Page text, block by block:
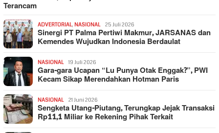
Terancam
ADVERTORIAL, NASIONAL 25 Juli 2026
Sinergi PT Palma Pertiwi Makmur, JARSANAS dan
Kemendes Wujudkan Indonesia Berdaulat
NASIONAL 19 Juli 2026
Gara-gara Ucapan “Lu Punya Otak Enggak?”, PWI
Kecam Sikap Merendahkan Hotman Paris
NASIONAL 21 Juni 2026
Sengketa Utang-Piutang, Terungkap Jejak Transaksi
Rp11,1 Miliar ke Rekening Pihak Terkait